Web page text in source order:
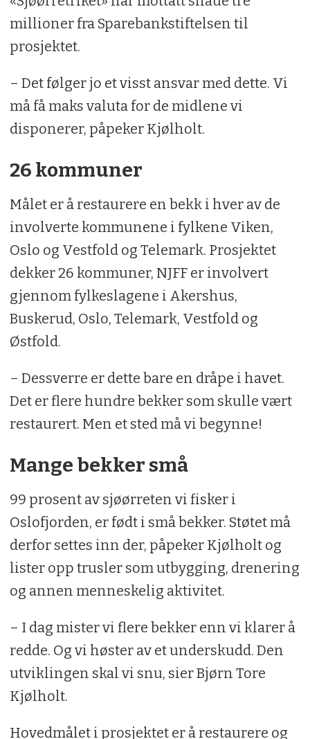
millioner fra Sparebankstiftelsen til
prosjektet.
– Det følger jo et visst ansvar med dette. Vi
må få maks valuta for de midlene vi
disponerer, påpeker Kjølholt.
26 kommuner
Målet er å restaurere en bekk i hver av de
involverte kommunene i fylkene Viken,
Oslo og Vestfold og Telemark. Prosjektet
dekker 26 kommuner, NJFF er involvert
gjennom fylkeslagene i Akershus,
Buskerud, Oslo, Telemark, Vestfold og
Østfold.
– Dessverre er dette bare en dråpe i havet.
Det er flere hundre bekker som skulle vært
restaurert. Men et sted må vi begynne!
Mange bekker små
99 prosent av sjøørreten vi fisker i
Oslofjorden, er født i små bekker. Støtet må
derfor settes inn der, påpeker Kjølholt og
lister opp trusler som utbygging, drenering
og annen menneskelig aktivitet.
– I dag mister vi flere bekker enn vi klarer å
redde. Og vi høster av et underskudd. Den
utviklingen skal vi snu, sier Bjørn Tore
Kjølholt.
Hovedmålet i prosjektet er å restaurere og